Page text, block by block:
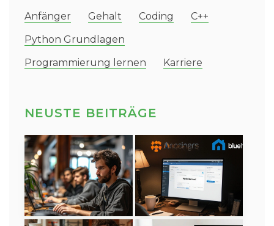
Anfänger
Gehalt Coding
C++
Python Grundlagen
Programmierung lernen
Karriere
NEUSTE BEITRÄGE